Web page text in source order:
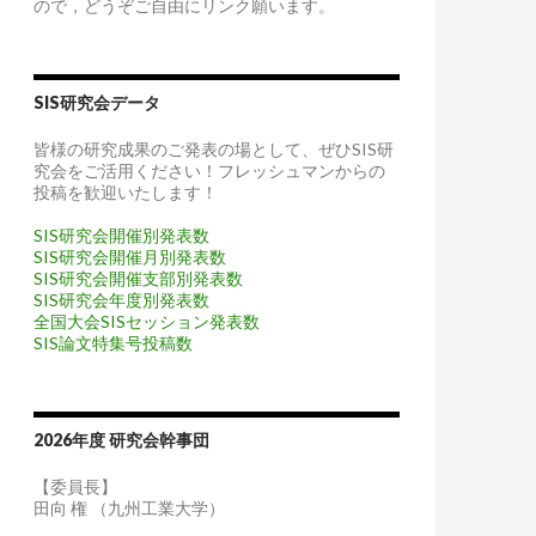
ので，どうぞご自由にリンク願います。
SIS研究会データ
皆様の研究成果のご発表の場として、ぜひSIS研
究会をご活用ください！フレッシュマンからの
投稿を歓迎いたします！
SIS研究会開催別発表数
SIS研究会開催月別発表数
SIS研究会開催支部別発表数
SIS研究会年度別発表数
全国大会SISセッション発表数
SIS論文特集号投稿数
2026年度 研究会幹事団
【委員長】
田向 権 （九州工業大学）